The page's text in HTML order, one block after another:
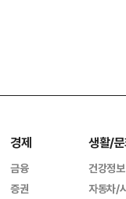
경제
금융
증권
생활/
건강정보
자동차/